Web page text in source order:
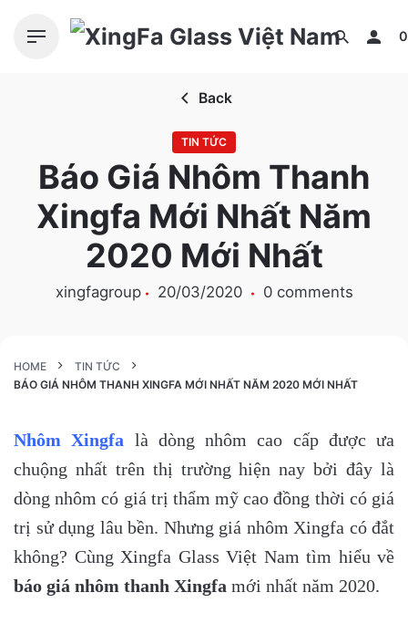
0
Back
TIN TỨC
Báo Giá Nhôm Thanh
Xingfa Mới Nhất Năm
2020 Mới Nhất
xingfagroup 20/03/2020 0 comments
HOME
TIN TỨC
BÁO GIÁ NHÔM THANH XINGFA MỚI NHẤT NĂM 2020 MỚI NHẤT
Nhôm Xingfa là dòng nhôm cao cấp được ưa
chuộng nhất trên thị trường hiện nay bởi đây là
dòng nhôm có giá trị thẩm mỹ cao đồng thời có giá
trị sử dụng lâu bền. Nhưng giá nhôm Xingfa có đắt
không? Cùng Xingfa Glass Việt Nam tìm hiểu về
báo giá nhôm thanh Xingfa mới nhất năm 2020.